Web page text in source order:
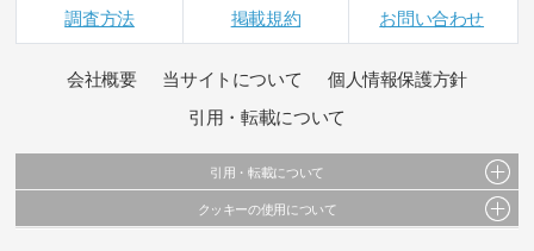
調査方法 掲載規約 お問い合わせ
会社概要 当サイトについて
個人情報保護方針
引用・転載について
引用・転載について
当サイトで公開されている情報（文字、写真、イラスト、画像データ等）及びこれらの配
置・編集および構造などについての著作権は株式会社oricon MEに帰属しております。
クッキーの使用について